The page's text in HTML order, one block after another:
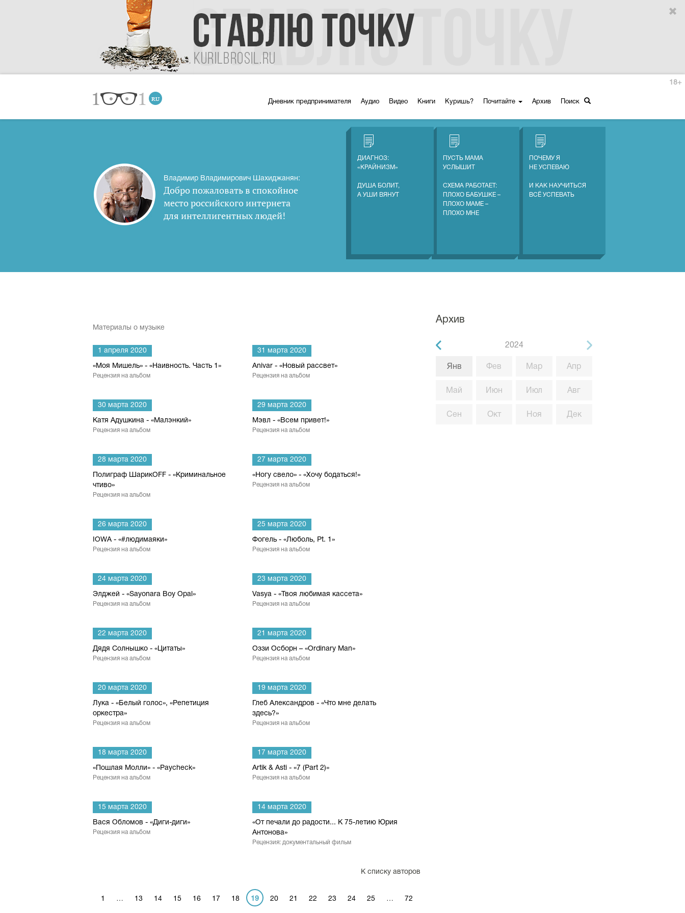
Дневник предпринимателя Аудио Видео Книги Куришь? Почитайте Архив Поиск
18+
Владимир Владимирович Шахиджанян:
Добро пожаловать в спокойное
место российского интернета
для интеллигентных людей!
ДИАГНОЗ:
«КРАЙНИЗМ»
ДУША БОЛИТ,
А УШИ ВЯНУТ
ПУСТЬ МАМА
УСЛЫШИТ
СХЕМА РАБОТАЕТ:
ПЛОХО БАБУШКЕ –
ПЛОХО МАМЕ –
ПЛОХО МНЕ
ПОЧЕМУ Я
НЕ УСПЕВАЮ
И КАК НАУЧИТЬСЯ
ВСЁ УСПЕВАТЬ
Материалы о музыке
1 апреля 2020
«Моя Мишель» - «Наивность. Часть 1»
Рецензия на альбом
31 марта 2020
Anivar - «Новый рассвет»
Рецензия на альбом
30 марта 2020
Катя Адушкина - «Малэнкий»
Рецензия на альбом
29 марта 2020
Мэвл - «Всем привет!»
Рецензия на альбом
28 марта 2020
Полиграф ШарикOFF - «Криминальное
чтиво»
Рецензия на альбом
27 марта 2020
«Ногу свело» - «Хочу бодаться!»
Рецензия на альбом
26 марта 2020
IOWA - «#людимаяки»
Рецензия на альбом
25 марта 2020
Фогель - «Люболь, Pt. 1»
Рецензия на альбом
24 марта 2020
Элджей - «Sayonara Boy Opal»
Рецензия на альбом
23 марта 2020
Vasya - «Твоя любимая кассета»
Рецензия на альбом
22 марта 2020
Дядя Солнышко - «Цитаты»
Рецензия на альбом
21 марта 2020
Оззи Осборн – «Ordinary Man»
Рецензия на альбом
20 марта 2020
Лука - «Белый голос», «Репетиция
оркестра»
Рецензия на альбом
19 марта 2020
Глеб Александров - «Что мне делать
здесь?»
Рецензия на альбом
18 марта 2020
«Пошлая Молли» - «Paycheck»
Рецензия на альбом
17 марта 2020
Artik & Asti - «7 (Part 2)»
Рецензия на альбом
15 марта 2020
Вася Обломов - «Диги-диги»
Рецензия на альбом
14 марта 2020
«От печали до радости... К 75-летию Юрия
Антонова»
Рецензия: документальный фильм
К списку авторов
1 … 13 14 15 16 17 18 19 20 21 22 23 24 25 … 72
Архив
2024
Янв
Май
Сен
Фев
Июн
Окт
Мар
Июл
Ноя
Апр
Авг
Дек